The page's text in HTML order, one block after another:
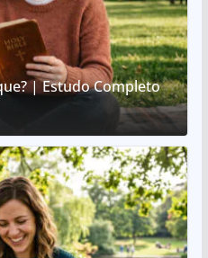
| Estudo Completo